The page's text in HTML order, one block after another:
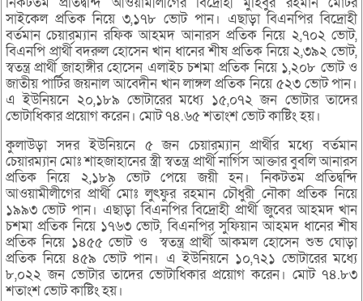
সাইকেল প্রতিক নিয়ে ৩,১৭৮ ভোট পান। এছাড়া বিএনপির বিদ্রোহী
বর্তমান চেয়ারম্যান রফিক আহমদ আনারস প্রতিক নিয়ে ২,৭০২ ভোট,
বিএনপি প্রার্থী বদরুল হোসেন খান ধানের শীষ প্রতিক নিয়ে ২,৩৯২ ভোট,
স্বতন্ত্র প্রার্থী জাহাঙ্গীর হোসেন এলাইচ চশমা প্রতিক নিয়ে ১,২০৮ ভোট ও
জাতীয় পার্টির জয়নাল আবেদীন খান লাঙ্গল প্রতিক নিয়ে ৫২৩ ভোট পান।
এ ইউনিয়নে ২০,১৮৯ ভোটারের মধ্যে ১৫,০৭২ জন ভোটার তাদের
ভোটাধিকার প্রয়োগ করেন। মোট ৭৪.৬৫ শতাংশ ভোট কাষ্টিং হয়।
কুলাউড়া সদর ইউনিয়নে ৫ জন চেয়ারম্যান প্রার্থীর মধ্যে বর্তমান
চেয়ারম্যান মোঃ শাহজাহানের স্ত্রী স্বতন্ত্র প্রার্থী নার্গিস আক্তার বুবলি আনারস
প্রতিক নিয়ে ২,১৮৯ ভোট পেয়ে জয়ী হন। নিকটতম প্রতিদ্বন্দি
আওয়ামীলীগের প্রার্থী মোঃ লুৎফুর রহমান চৌধুরী নৌকা প্রতিক নিয়ে
১৯৯৩ ভোট পান। এছাড়া বিএনপির বিদ্রোহী প্রার্থী জুবের আহমদ খান
চশমা প্রতিক নিয়ে ১৭৬৩ ভোট, বিএনপির সুফিয়ান আহমদ ধানের শীষ
প্রতিক নিয়ে ১৪৫৫ ভোট ও স্বতন্ত্র প্রার্থী আকমল হোসেন শুভ ঘোড়া
প্রতিক নিয়ে ৪৫৯ ভোট পান। এ ইউনিয়নে ১০,৭২১ ভোটারের মধ্যে
৮,০২২ জন ভোটার তাদের ভোটাধিকার প্রয়োগ করেন। মোট ৭৪.৮৩
শতাংশ ভোট কাষ্টিং হয়।